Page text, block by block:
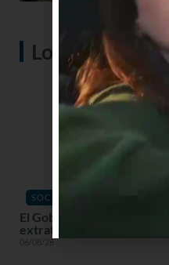
Lo más visto
SOCIEDAD
El Gobierno declara alerta
extratropical con vientos
06/08/26